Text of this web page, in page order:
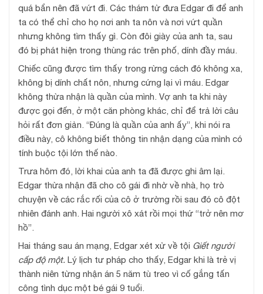
quá bẩn nên đã vứt đi. Các thám tử đưa Edgar đi để anh
ta có thể chỉ cho họ nơi anh ta nôn và nơi vứt quần
nhưng không tìm thấy gì. Còn đôi giày của anh ta, sau
đó bị phát hiện trong thùng rác trên phố, dính đầy máu.
Chiếc cũng được tìm thấy trong rừng cách đó không xa,
không bị dính chất nôn, nhưng cứng lại vì máu. Edgar
không thừa nhận là quần của mình. Vợ anh ta khi này
được gọi đến, ở một căn phòng khác, chỉ để trả lời câu
hỏi rất đơn giản. “Đúng là quần của anh ấy”, khi nói ra
điều này, cô không biết thông tin nhận dạng của mình có
tính buộc tội lớn thế nào.
Trưa hôm đó, lời khai của anh ta đã được ghi âm lại.
Edgar thừa nhận đã cho cô gái đi nhờ về nhà, họ trò
chuyện về các rắc rối của cô ở trường rồi sau đó cô đột
nhiên đánh anh. Hai người xô xát rồi mọi thứ “trở nên mơ
hồ”.
Hai tháng sau án mạng, Edgar xét xử về tội Giết người
cấp độ một. Lý lịch tư pháp cho thấy, Edgar khi là trẻ vị
thành niên từng nhận án 5 năm tù treo vì cố gắng tấn
công tình dục một bé gái 9 tuổi.